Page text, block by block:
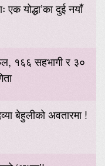
एक योद्धा’का दुई नयाँ
१६६ सहभागी र ३०
बेहुलीको अवतारमा !